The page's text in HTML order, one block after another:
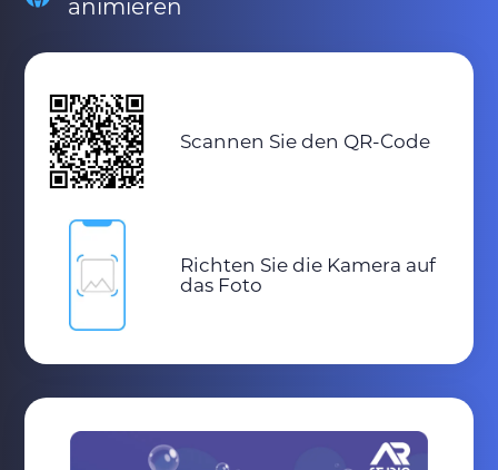
animieren
Scannen Sie den QR-Code
Richten Sie die Kamera auf
das Foto